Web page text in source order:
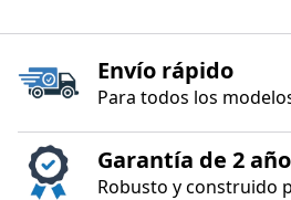
Envío rápido
Para todos los
Garantía de 2
Robusto y construido